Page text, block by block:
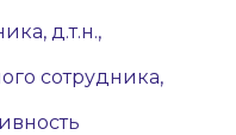
д.т.н.,
сотрудника,